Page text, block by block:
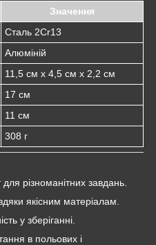
Значення
Сталь 2Cr13
Алюміній
11,5 см x 4,5 см x 2,2 см
17 см
11 см
308 г
різноманітних завдань.
якісним матеріалам.
у зберіганні.
в польових і